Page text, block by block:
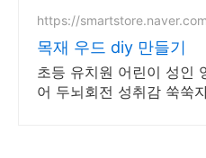
션 차량 빠른출고 선점하
https://
목재 우드 diy 만들기
초등 유치원 어린이 성인
어 두뇌회전 성취감 쑥쑥